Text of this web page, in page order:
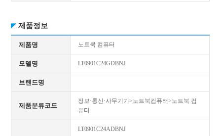
제품정보
제품명 노트북 컴퓨터
모델명 LT0901C24GDBNJ
브랜드명
제품분류코드
정보·통신·사무기기>노트북컴퓨터>노트북 컴
퓨터
LT0901C24ADBNJ